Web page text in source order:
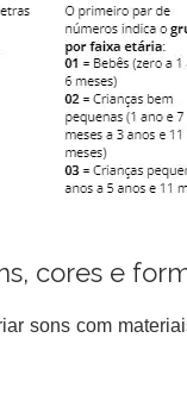
cores e
sons com